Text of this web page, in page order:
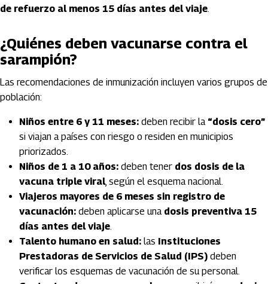
de refuerzo al menos 15 días antes del viaje.
¿Quiénes deben vacunarse contra el
sarampión?
Las recomendaciones de inmunización incluyen varios grupos de
población:
Niños entre 6 y 11 meses: deben recibir la “dosis cero”
si viajan a países con riesgo o residen en municipios
priorizados.
Niños de 1 a 10 años: deben tener dos dosis de la
vacuna triple viral, según el esquema nacional.
Viajeros mayores de 6 meses sin registro de
vacunación: deben aplicarse una dosis preventiva 15
días antes del viaje.
Talento humano en salud: las Instituciones
Prestadoras de Servicios de Salud (IPS) deben
verificar los esquemas de vacunación de su personal.